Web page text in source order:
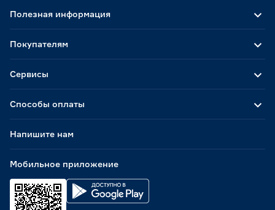
Способы оплаты
Мобильное приложение
Полезная информация
Покупателям
Сервисы
Напишите нам